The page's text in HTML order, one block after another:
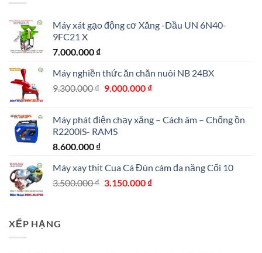
Máy xát gạo động cơ Xăng -Dầu UN 6N40-
9FC21 X
7.000.000 ₫
Máy nghiền thức ăn chăn nuôi NB 24BX
9.300.000₫ Giá
9.300.000 ₫.
9.000.000 ₫Giá
là:
Máy phát điện chạy xăng – Cách âm – Chống ồn
R2200iS- RAMS
8.600.000 ₫
Máy xay thịt Cua Cá Đùn cám đa năng Cối 10
3.500.000₫ Giá
3.150.000 ₫Giá
XẾP HẠNG